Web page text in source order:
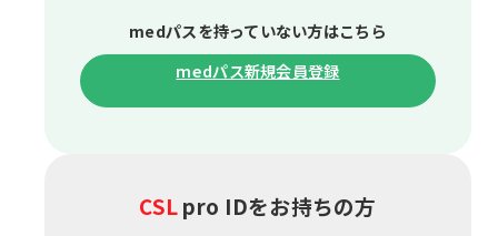
medパスを持っていない⽅はこちら
medパス新規会員登録
CSLpro IDをお持ちの⽅